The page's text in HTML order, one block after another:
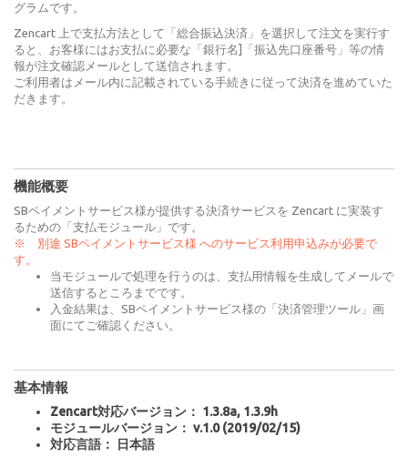
グラムです。
Zencart 上で支払方法として「総合振込決済」を選択して注文を実行す
ると、お客様にはお支払に必要な「銀行名]「振込先口座番号」等の情
報が注文確認メールとして送信されます。
ご利用者はメール内に記載されている手続きに従って決済を進めていた
だきます。
機能概要
SBペイメントサービス様が提供する決済サービスを Zencart に実装す
るための「支払モジュール」です。
※ 別途 SBペイメントサービス様 へのサービス利用申込みが必要で
す。
当モジュールで処理を行うのは、支払用情報を生成してメールで
送信するところまでです。
入金結果は、SBペイメントサービス様の「決済管理ツール」画
面にてご確認ください。
基本情報
Zencart対応バージョン： 1.3.8a, 1.3.9h
モジュールバージョン： v.1.0 (2019/02/15)
対応言語： 日本語